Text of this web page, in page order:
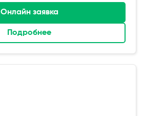
Онлайн заявка
Подробнее